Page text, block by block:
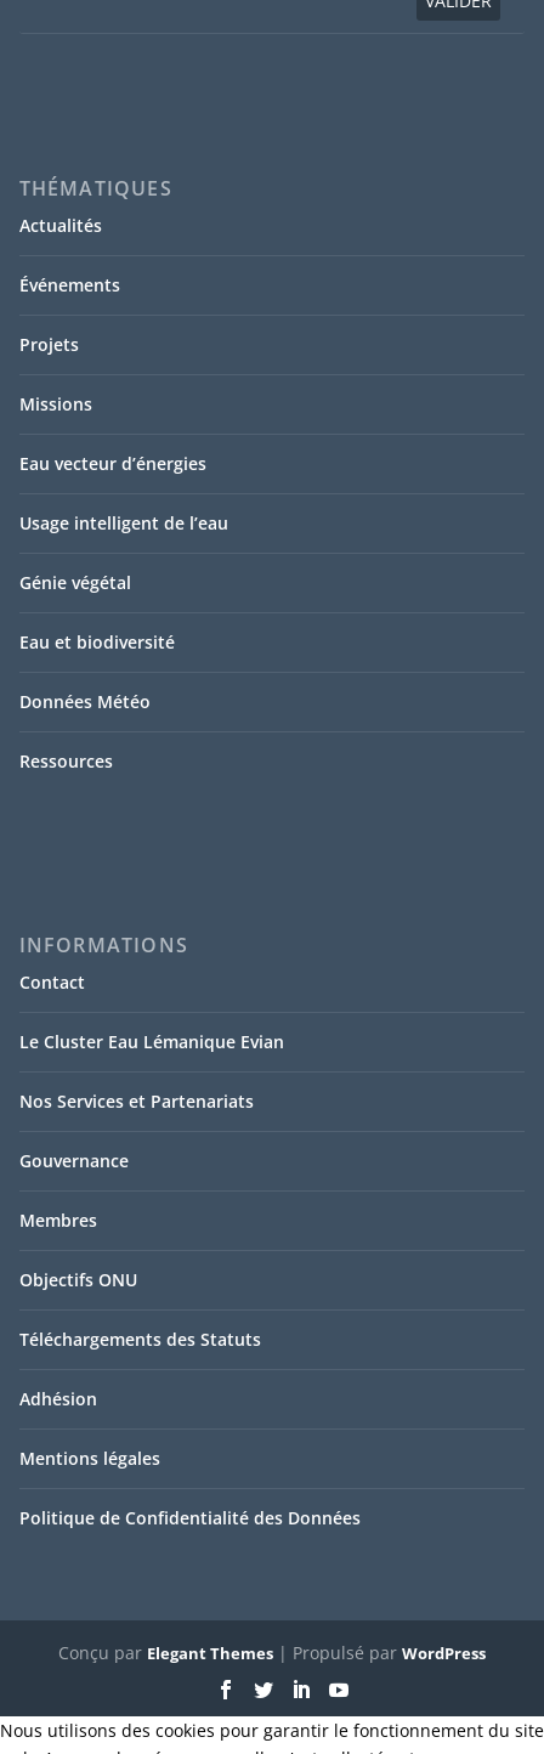
THÉMATIQUES
Actualités
Événements
Projets
Missions
Eau vecteur d’énergies
Usage intelligent de l’eau
Génie végétal
Eau et biodiversité
Données Météo
Ressources
INFORMATIONS
Contact
Le Cluster Eau Lémanique Evian
Nos Services et Partenariats
Gouvernance
Membres
Objectifs ONU
Téléchargements des Statuts
Adhésion
Mentions légales
Politique de Confidentialité des Données
Conçu par Elegant Themes | Propulsé par WordPress
Nous utilisons des cookies pour garantir le fonctionnement du site